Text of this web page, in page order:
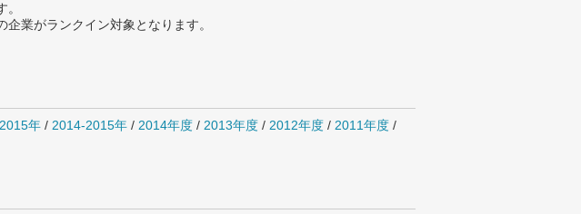
業がランクイン対象となります。
2015年 / 2014-2015年 / 2014年度 / 2013年度 / 2012年度 / 2011年度 /